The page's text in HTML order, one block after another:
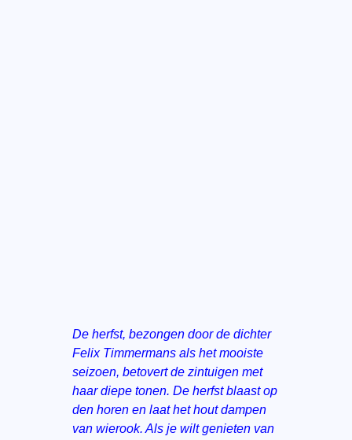
De herfst, bezongen door de dichter
Felix Timmermans als het mooiste
seizoen, betovert de zintuigen met
haar diepe tonen. De herfst blaast op
den horen en laat het hout dampen
van wierook. Als je wilt genieten van